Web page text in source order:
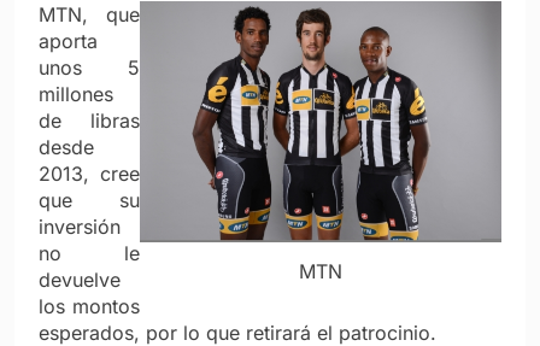
MTN
MTN, que
aporta
unos 5
millones
de libras
desde
2013, cree
que su
inversión
no le
devuelve
los montos
esperados, por lo que retirará el patrocinio.